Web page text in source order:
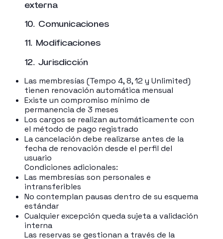
Las membresías (Tempo 4, 8, 12 y Unlimited)
tienen renovación automática mensual
Existe un compromiso mínimo de
permanencia de 3 meses
Los cargos se realizan automáticamente con
el método de pago registrado
La cancelación debe realizarse antes de la
fecha de renovación desde el perfil del
usuario
Condiciones adicionales:
Las membresías son personales e
intransferibles
No contemplan pausas dentro de su esquema
estándar
Cualquier excepción queda sujeta a validación
interna
Las reservas se gestionan a través de la
externa
10. Comunicaciones
11. Modificaciones
12. Jurisdicción